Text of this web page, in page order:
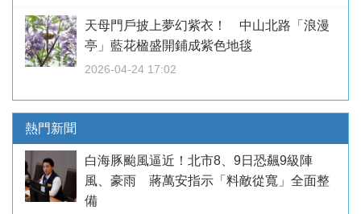
天母門戶披上夢幻紫衣！ 中山北路「浪漫
亭」藍花楹盛開鋪成紫色地毯
2026-04-24 17:02
熱門新聞
白海豚颱風逼近！北市8、9日恐飆9級陣
風、豪雨 蔣萬安指示「料敵從寬」全面整
備